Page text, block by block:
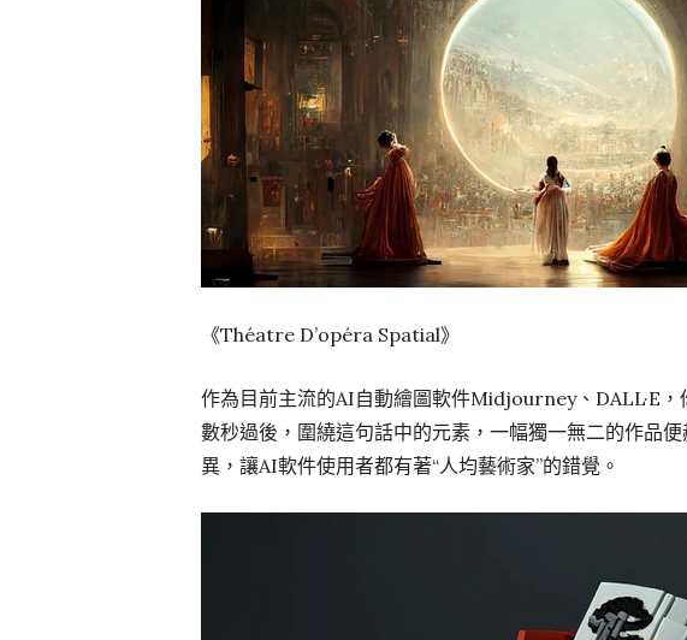
《Théatre D’opéra Spatial》
作為目前主流的AI自動繪圖軟件Midjourney、DALL·E，
數秒過後，圍繞這句話中的元素，一幅獨一無二的作品
異，讓AI軟件使用者都有著“人均藝術家”的錯覺。